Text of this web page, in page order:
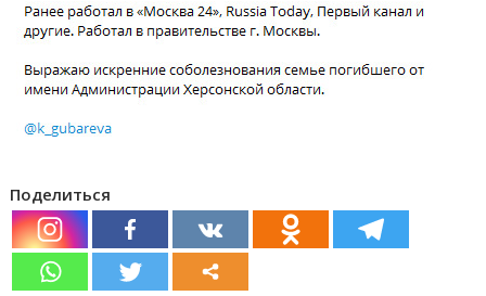
Поделиться